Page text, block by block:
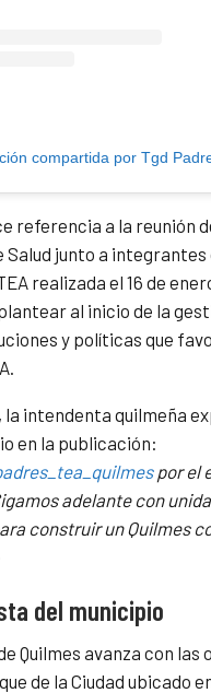
referencia a la reunión
Salud junto a
realizada el 16 de
al inicio de la
y políticas que
la intendenta quilmeña
en la publicación:
por el
adelante con
construir un Quilmes
del municipio
Quilmes avanza con las
de la Ciudad ubicado